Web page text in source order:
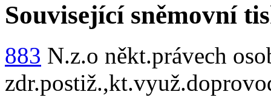
Související sněmovní
883 N.z.o někt.právech